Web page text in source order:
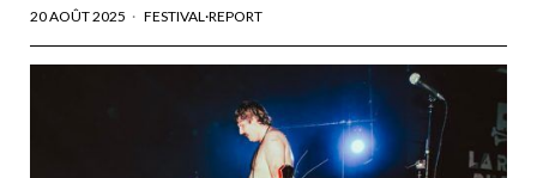
20 AOÛT 2025 FESTIVAL·REPORT